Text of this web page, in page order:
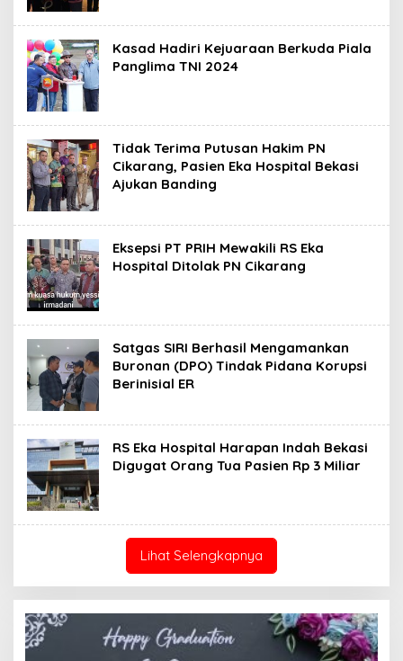
Kasad Hadiri Kejuaraan Berkuda Piala
Panglima TNI 2024
Tidak Terima Putusan Hakim PN
Cikarang, Pasien Eka Hospital Bekasi
Ajukan Banding
Eksepsi PT PRIH Mewakili RS Eka
Hospital Ditolak PN Cikarang
Satgas SIRI Berhasil Mengamankan
Buronan (DPO) Tindak Pidana Korupsi
Berinisial ER
RS Eka Hospital Harapan Indah Bekasi
Digugat Orang Tua Pasien Rp 3 Miliar
Lihat Selengkapnya